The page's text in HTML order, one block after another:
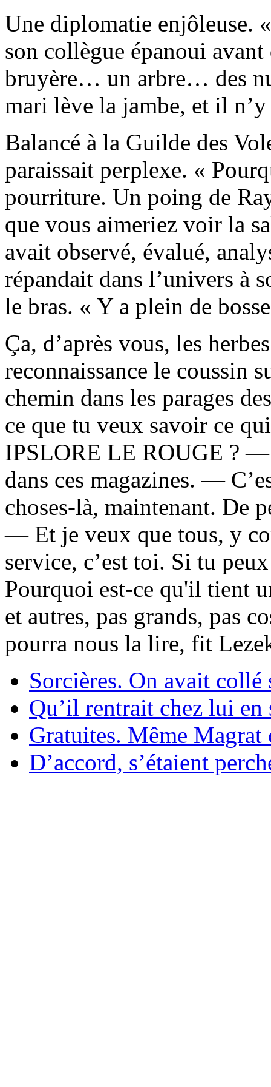
Une diplomatie enjôleuse.
son collègue épanoui
bruyère… un arbre… des
mari lève la jambe, et il
Balancé à la Guilde des
paraissait perplexe. «
pourriture. Un poing de
que vous aimeriez voir la
avait observé, évalué,
répandait dans l’univers à
le bras. « Y a plein de
Ça, d’après vous, les
reconnaissance le coussin
chemin dans les parages
ce que tu veux savoir ce
IPSLORE LE ROUGE ? —
dans ces magazines. —
choses-là, maintenant. De
— Et je veux que tous, y
service, c’est toi. Si tu
Pourquoi est-ce qu'il tient
et autres, pas grands, pas
pourra nous la lire, fit
Sorcières. On avait collé
Qu’il rentrait chez lui en
Gratuites. Même Magrat
D’accord, s’étaient